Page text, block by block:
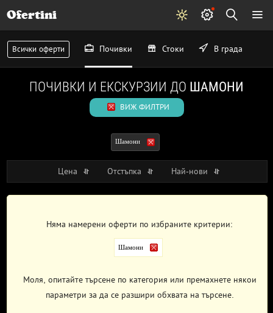
Ofertini
Всички оферти Почивки Стоки В града
ПОЧИВКИ И ЕКСКУРЗИИ ДО ШАМОНИ
ВИЖ ФИЛТРИ
Шамони
Цена Отстъпка Най-нови
Няма намерени оферти по избраните критерии:
Шамони
Моля, опитайте търсене по категория или премахнете някои
параметри за да се разшири обхвата на търсене.